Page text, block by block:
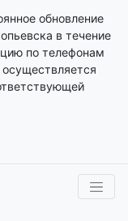
обновление
в течение
по телефонам